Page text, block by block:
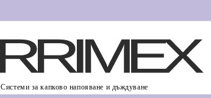
Системи за капково напояване и дъждуване